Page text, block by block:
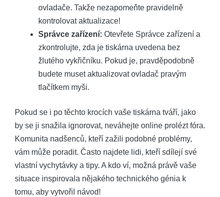
ovladače. Takže nezapomeňte pravidelně
kontrolovat aktualizace!
Správce zařízení: Otevřete Správce zařízení a
zkontrolujte, zda je tiskárna uvedena bez
žlutého vykřičníku. Pokud je, pravděpodobně
budete muset aktualizovat ovladač pravým
tlačítkem myši.
Pokud se i po těchto krocích vaše tiskárna tváří, jako
by se ji snažila ignorovat, neváhejte online prolézt fóra.
Komunita nadšenců, kteří zažili podobné problémy,
vám může poradit. Často najdete lidi, kteří sdílejí své
vlastní vychytávky a tipy. A kdo ví, možná právě vaše
situace inspirovala nějakého technického génia k
tomu, aby vytvořil návod!